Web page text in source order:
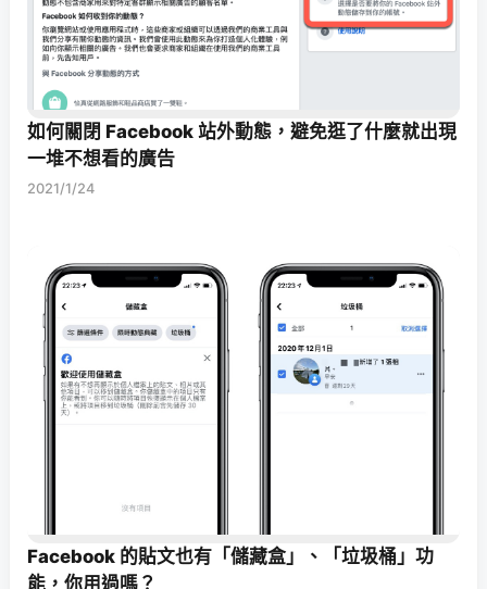
如何關閉 Facebook 站外動態，避免逛了什麼就出現
一堆不想看的廣告
2021/1/24
Facebook 的貼文也有「儲藏盒」、「垃圾桶」功
能，你用過嗎？